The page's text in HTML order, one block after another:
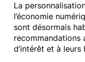
La
l’économie
sont désormais
recommandations
d’intérêt et à